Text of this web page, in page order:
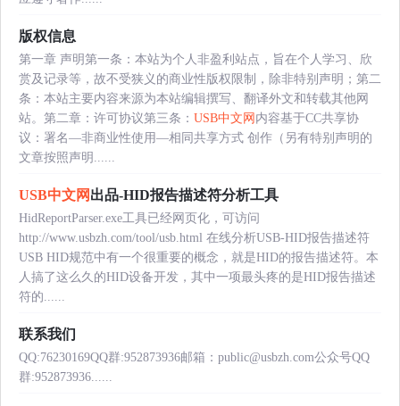
版权信息
第一章 声明第一条：本站为个人非盈利站点，旨在个人学习、欣
赏及记录等，故不受狭义的商业性版权限制，除非特别声明；第二
条：本站主要内容来源为本站编辑撰写、翻译外文和转载其他网
站。第二章：许可协议第三条： USB中文网 内容基于CC共享协
议：署名—非商业性使用—相同共享方式 创作（另有特别声明的
文章按照声明......
USB中文网 出品-HID报告描述符分析工具
HidReportParser.exe工具已经网页化，可访问
http://www.usbzh.com/tool/usb.html 在线分析USB-HID报告描述符
USB HID规范中有一个很重要的概念，就是HID的报告描述符。本
人搞了这么久的HID设备开发，其中一项最头疼的是HID报告描述
符的......
联系我们
QQ:76230169QQ群:952873936邮箱：public@usbzh.com公众号QQ
群:952873936......